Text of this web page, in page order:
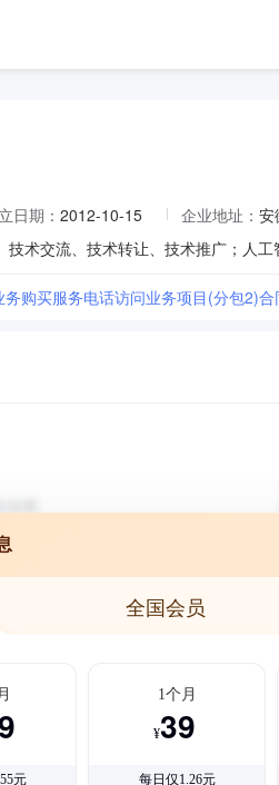
日期： 2012-10-15 企业地址： 安
购买服务电话访问业务项目(分包2)合
全国会员
元
1个月
¥39
每日仅1.26元